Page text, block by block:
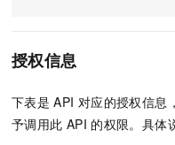
授权信息
下表是 API 对应的授权信息
予调用此 API 的权限。具体